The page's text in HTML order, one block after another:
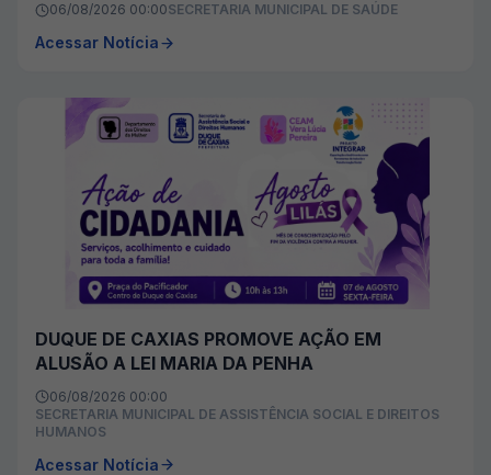
06/08/2026 00:00SECRETARIA MUNICIPAL DE SAÚDE
Acessar Notícia
DUQUE DE CAXIAS PROMOVE AÇÃO EM
ALUSÃO A LEI MARIA DA PENHA
06/08/2026 00:00
SECRETARIA MUNICIPAL DE ASSISTÊNCIA SOCIAL E DIREITOS
HUMANOS
Acessar Notícia